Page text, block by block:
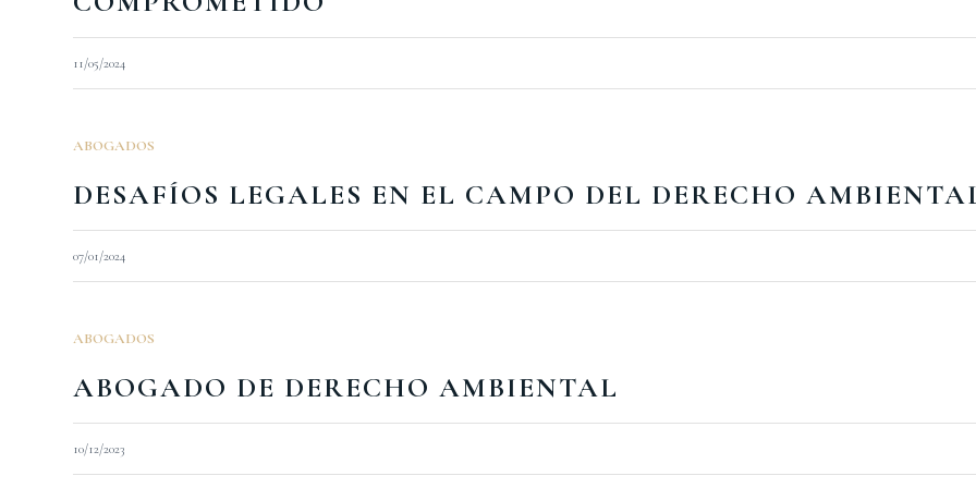
11/05/2024
ABOGADOS
DESAFÍOS LEGALES EN EL CAMPO DEL DERECHO
07/01/2024
ABOGADOS
ABOGADO DE DERECHO AMBIENTAL
10/12/2023